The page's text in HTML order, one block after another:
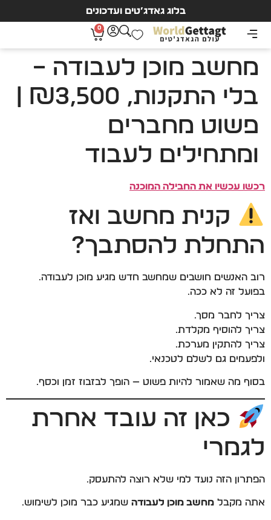
בלוג גאדג’טים ועדכונים
0
מחשב מוכן לעבודה –
פשוט מחברים
ומתחילים לעבוד
רכשו עכשיו את החבילה המוכנה
קנית מחשב ואז
התחלת להסתבך?
רוב האנשים חושבים שמחשב חדש מגיע מוכן לעבודה.
בפועל זה לא ככה.
צריך לחבר מסך.
צריך להוסיף מקלדת.
צריך להתקין מערכת.
ולפעמים גם לשלם לטכנאי.
בסוף מה שאמור להיות פשוט — הופך לבזבוז זמן וכסף.
כאן זה עובד אחרת
לגמרי
הפתרון הזה נועד למי שלא רוצה להתעסק.
אתה מקבל מחשב מוכן לעבודה שמגיע כבר מוכן לשימוש.